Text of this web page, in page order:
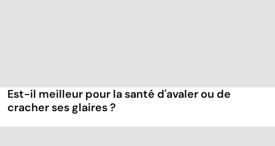
Est-il meilleur pour la santé d'avaler ou de
cracher ses glaires ?